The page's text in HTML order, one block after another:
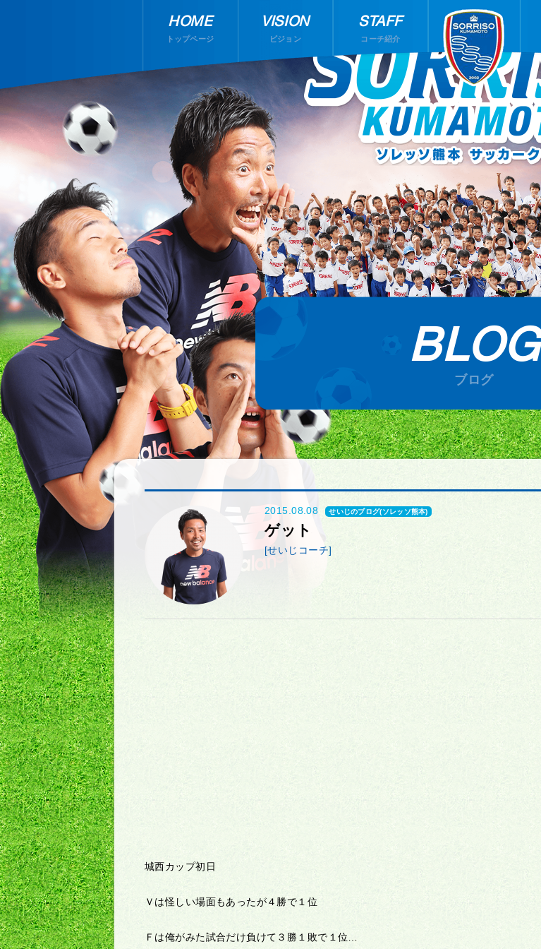
HOME
トップページ
VISION
ビジョン
STAFF
コーチ紹介
BLOG
ブログ
2015.08.08 せいじのブログ(ソレッソ熊本)
ゲット
[せいじコーチ]
城西カップ初日
Ｖは怪しい場面もあったが４勝で１位
Ｆは俺がみた試合だけ負けて３勝１敗で１位…